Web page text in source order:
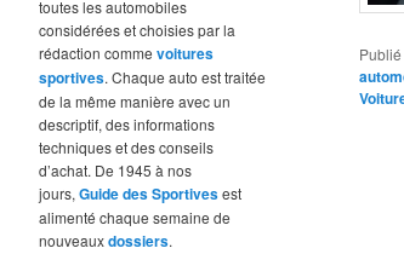
toutes les automobiles
considérées et choisies par la
rédaction comme voitures
sportives. Chaque auto est traitée
de la même manière avec un
descriptif, des informations
techniques et des conseils
d’achat. De 1945 à nos
jours, Guide des Sportivesest
alimenté chaque semaine de
nouveauxdossiers.